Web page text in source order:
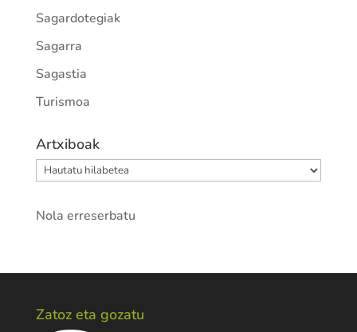
Sagardotegiak
Sagarra
Sagastia
Turismoa
Artxiboak
Artxiboak
Nola erreserbatu
Zatoz eta gozatu